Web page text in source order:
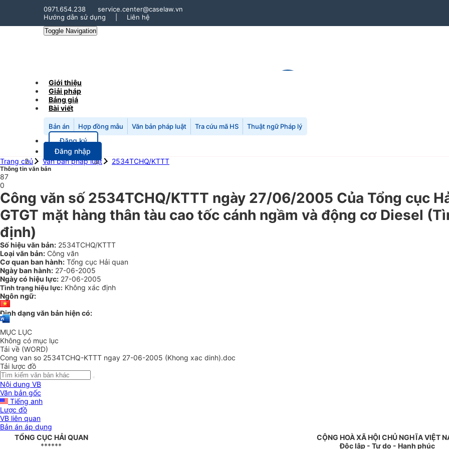
0971.654.238
service.center@caselaw.vn
Hướng dẫn sử dụng
Liên hệ
Toggle Navigation
Giới thiệu
Giải pháp
Bảng giá
Bài viết
Bản án Hợp đồng mẫu Văn bản pháp luật Tra cứu mã HS Thuật ngữ Pháp lý
Đăng ký
Đăng nhập
Trang chủ
Văn bản pháp luật 2534TCHQ/KTTT
Thông tin văn bản
87
0
Công văn số 2534TCHQ/KTTT ngày 27/06/2005 Của Tổng cục
GTGT mặt hàng thân tàu cao tốc cánh ngầm và động cơ Diesel
định)
Số hiệu văn bản: 2534TCHQ/KTTT
Loại văn bản: Công văn
Cơ quan ban hành: Tổng cục Hải quan
Ngày ban hành: 27-06-2005
Ngày có hiệu lực: 27-06-2005
Tình trạng hiệu lực: Không xác định
Ngôn ngữ:
Định dạng văn bản hiện có:
MỤC LỤC
Không có mục lục
Tải về (WORD)
Cong van so 2534TCHQ-KTTT ngay 27-06-2005 (Khong xac dinh).doc
Tải lược đồ
Nội dung VB
Văn bản gốc
Tiếng anh
Lược đồ
VB liên quan
Bản án áp dụng
TỔNG CỤC HẢI QUAN
******
CỘNG HOÀ XÃ HỘI CHỦ NGHĨA VIỆT
Độc lập - Tự do - Hạnh phúc